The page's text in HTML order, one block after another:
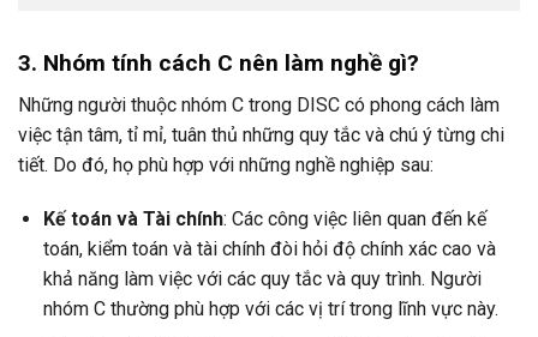
3. Nhóm tính cách C nên làm nghề gì?
Những người thuộc nhóm C trong DISC có phong cách làm
việc tận tâm, tỉ mỉ, tuân thủ những quy tắc và chú ý từng chi
tiết. Do đó, họ phù hợp với những nghề nghiệp sau:
Kế toán và Tài chính: Các công việc liên quan đến kế
toán, kiểm toán và tài chính đòi hỏi độ chính xác cao và
khả năng làm việc với các quy tắc và quy trình. Người
nhóm C thường phù hợp với các vị trí trong lĩnh vực này.